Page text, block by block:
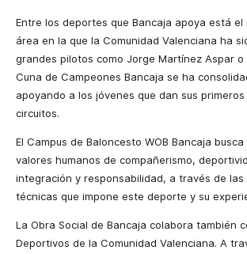
Entre los deportes que Bancaja apoya está el
área en la que la Comunidad Valenciana ha
grandes pilotos como Jorge Martínez Aspar o
Cuna de Campeones Bancaja se ha
apoyando a los jóvenes que dan sus
circuitos.
El Campus de Baloncesto WOB Bancaja
valores humanos de compañerismo,
integración y responsabilidad, a través de las
técnicas que impone este deporte y su
La Obra Social de Bancaja colabora también
Deportivos de la Comunidad Valenciana. A